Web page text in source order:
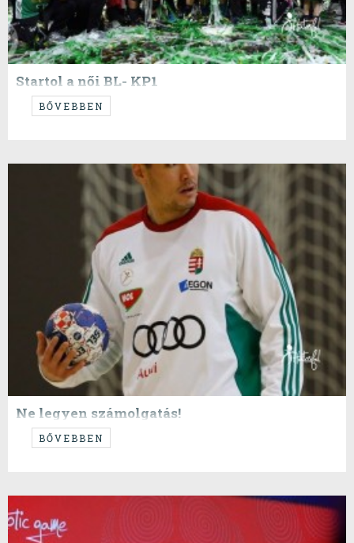
Startol a női BL- KP1
Nehéz helyzetben próbálunk listázni, kíváncsian várjuk, hogyan
tippelünk.
BŐVEBBEN
Ne legyen számolgatás!
Félelem nélkül, bátran, kemény játszva ma be kell darálni Csehországot
BŐVEBBEN